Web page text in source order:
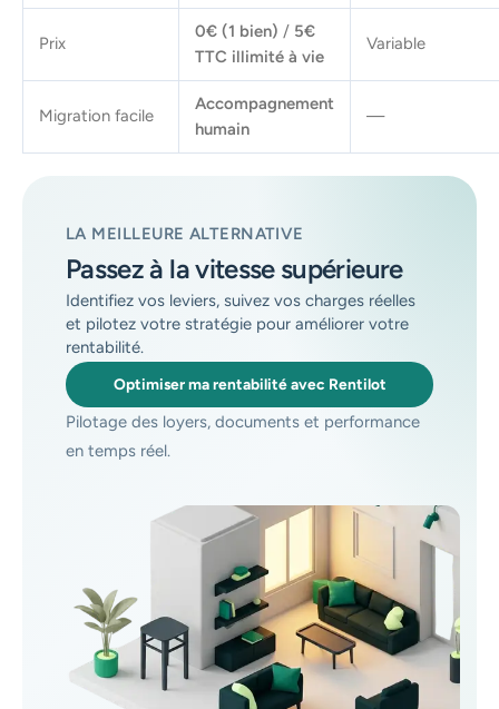
Prix
0€ (1 bien) / 5€
TTC illimité à vie
Variable
Migration facile
Accompagnement
humain
—
LA MEILLEURE ALTERNATIVE
Passez à la vitesse supérieure
Identifiez vos leviers, suivez vos charges réelles
et pilotez votre stratégie pour améliorer votre
rentabilité.
Optimiser ma rentabilité avec Rentilot
Pilotage des loyers, documents et performance
en temps réel.